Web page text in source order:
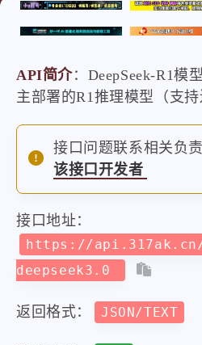
API简介：DeepSeek-R1模
主部署的R1推理模型（支持
接口问题联系相关负
该接口开发者
接口地址：
https://
deepseek3.0
返回格式： JSON/TEXT